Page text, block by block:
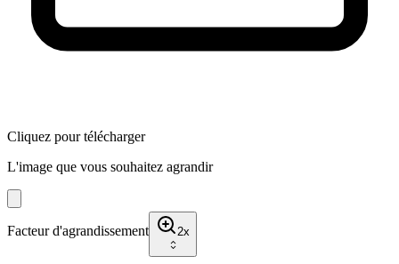
Cliquez pour télécharger
L'image que vous souhaitez agrandir
Facteur d'agrandissement 2x